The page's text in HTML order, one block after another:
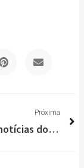
Próxima
Principais notícias do Brasil e do Mundo nesta terça-feira (15/12)